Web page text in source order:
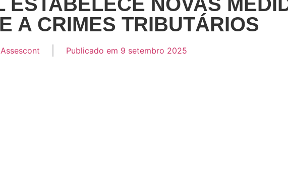
A CRIMES TRIBUTÁRIOS
Assescont Publicado em 9 setembro 2025